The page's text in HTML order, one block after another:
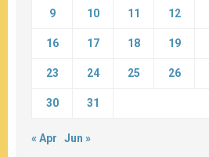
9 10 11 12
16 17 18 19
23 24 25 26
30 31
« Apr Jun »